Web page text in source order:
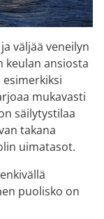
väljää veneilyn
keulan ansiosta
mukavasti
säilytystilaa
takana
uimatasot.
puolisko on